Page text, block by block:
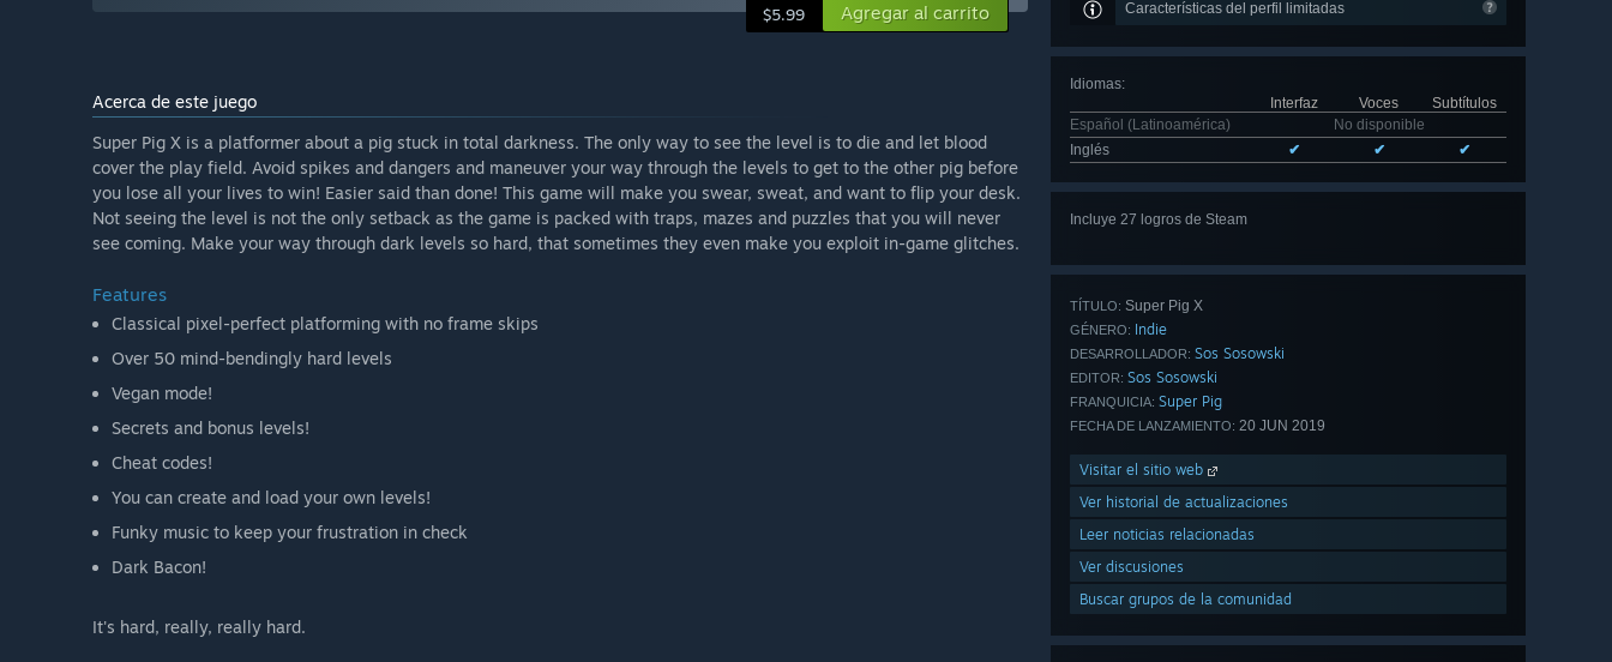
Características del perfil limitadas
Idiomas:
Interfaz
Voces
Subtítulos
Español (Latinoamérica)
No disponible
Inglés
✔ ✔ ✔
Incluye 27 logros de Steam
TÍTULO: Super Pig X
GÉNERO: Indie
DESARROLLADOR: Sos Sosowski
EDITOR: Sos Sosowski
FRANQUICIA: Super Pig
FECHA DE LANZAMIENTO: 20 JUN 2019
Visitar el sitio web
Ver historial de actualizaciones
Leer noticias relacionadas
Ver discusiones
Buscar grupos de la comunidad
$5.99 Agregar al carrito
Acerca de este juego
Super Pig X is a platformer about a pig stuck in total darkness. The only way to see the level is to die and let blood
cover the play field. Avoid spikes and dangers and maneuver your way through the levels to get to the other pig before
you lose all your lives to win! Easier said than done! This game will make you swear, sweat, and want to flip your desk.
Not seeing the level is not the only setback as the game is packed with traps, mazes and puzzles that you will never
see coming. Make your way through dark levels so hard, that sometimes they even make you exploit in-game glitches.
Features
Classical pixel-perfect platforming with no frame skips
Over 50 mind-bendingly hard levels
Vegan mode!
Secrets and bonus levels!
Cheat codes!
You can create and load your own levels!
Funky music to keep your frustration in check
Dark Bacon!
It's hard, really, really hard.